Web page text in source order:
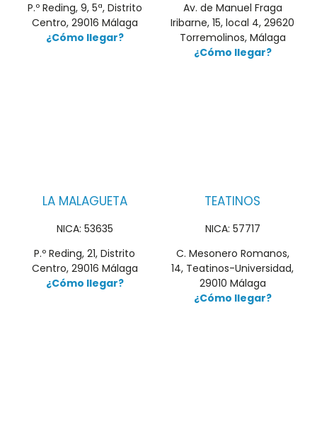
P.º Reding, 9, 5ª, Distrito
Centro, 29016 Málaga
¿Cómo llegar?
Av. de Manuel Fraga
Iribarne, 15, local 4, 29620
Torremolinos, Málaga
¿Cómo llegar?
LA MALAGUETA
NICA: 53635
P.º Reding, 21, Distrito
Centro, 29016 Málaga
¿Cómo llegar?
TEATINOS
NICA: 57717
C. Mesonero Romanos,
14, Teatinos-Universidad,
29010 Málaga
¿Cómo llegar?